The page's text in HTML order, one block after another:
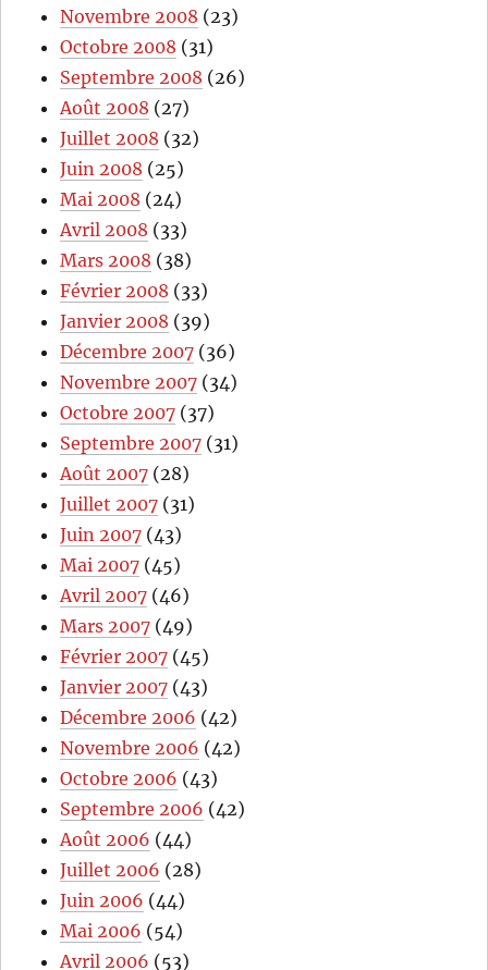
Novembre 2008 (23)
Octobre 2008 (31)
Septembre 2008 (26)
Août 2008 (27)
Juillet 2008 (32)
Juin 2008 (25)
Mai 2008 (24)
Avril 2008 (33)
Mars 2008 (38)
Février 2008 (33)
Janvier 2008 (39)
Décembre 2007 (36)
Novembre 2007 (34)
Octobre 2007 (37)
Septembre 2007 (31)
Août 2007 (28)
Juillet 2007 (31)
Juin 2007 (43)
Mai 2007 (45)
Avril 2007 (46)
Mars 2007 (49)
Février 2007 (45)
Janvier 2007 (43)
Décembre 2006 (42)
Novembre 2006 (42)
Octobre 2006 (43)
Septembre 2006 (42)
Août 2006 (44)
Juillet 2006 (28)
Juin 2006 (44)
Mai 2006 (54)
Avril 2006 (53)